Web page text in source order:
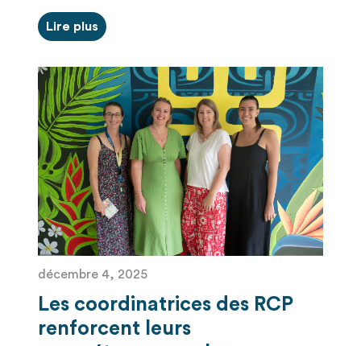
Lire plus
Les coordinatrices des RCP
renforcent leurs
décembre 4, 2025